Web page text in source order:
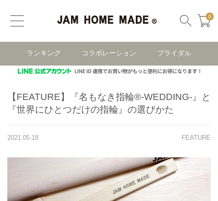
0
ランキング コラボレーション ブライダル
【FEATURE】『名もなき指輪®-WEDDING-』と
『世界にひとつだけの指輪』の選びかた
2021.05.18 FEATURE